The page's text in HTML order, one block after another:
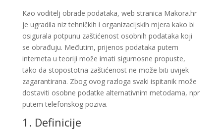
Kao voditelj obrade podataka, web stranica Makora.hr
je ugradila niz tehničkih i organizacijskih mjera kako bi
osigurala potpunu zaštićenost osobnih podataka koji
se obrađuju. Međutim, prijenos podataka putem
interneta u teoriji može imati sigurnosne propuste,
tako da stopostotna zaštićenost ne može biti uvijek
zagarantirana. Zbog ovog razloga svaki ispitanik može
dostaviti osobne podatke alternativnim metodama, npr
putem telefonskog poziva.
1. Definicije